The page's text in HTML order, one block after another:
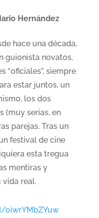
Hernández
hace una década,
guionista novatos.
“oficiales”, siempre
estar juntos, un
los dos
(muy serias, en
parejas. Tras un
festival de cine
esta tregua
mentiras y
vida real.
0iwrYMbZYuw